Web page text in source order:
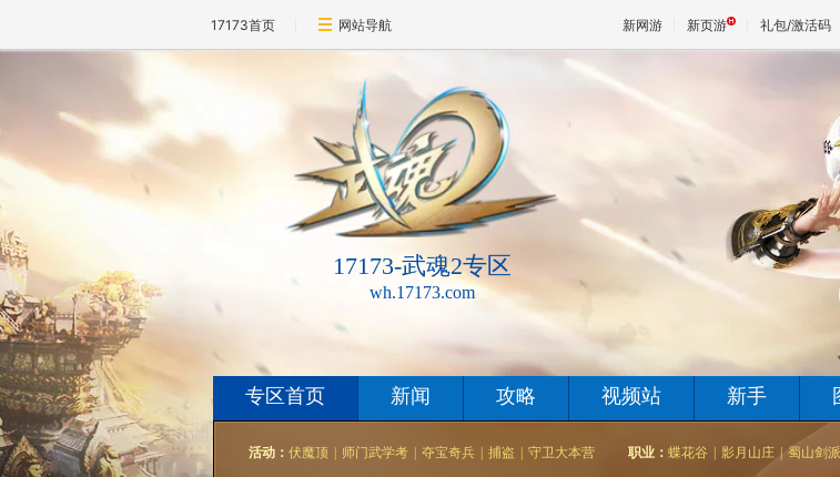
17173首页 网站导航 新网游 新页游 礼包/激活码
17173-武魂2专区
wh.17173.com
专区首页 新闻 攻略 视频站 新手
活动： 伏魔顶 师门武学考 夺宝奇兵 捕盗 守卫大本营 职业： 蝶花谷 影月山庄 蜀山剑派